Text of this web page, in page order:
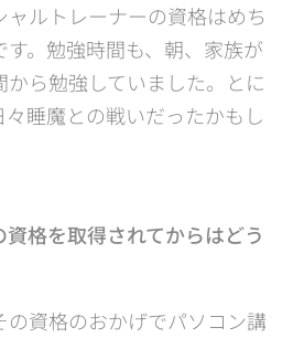
ルトレーナーの資格はめち
。勉強時間も、朝、家族が
ら勉強していました。とに
睡魔との戦いだったかもし
資格を取得されてからはどう
資格のおかげでパソコン講